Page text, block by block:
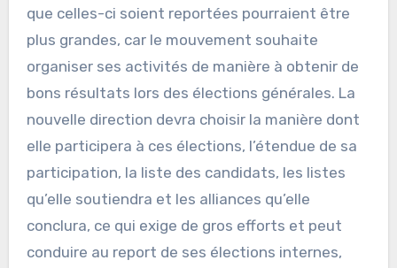
que celles-ci soient reportées pourraient être
plus grandes, car le mouvement souhaite
organiser ses activités de manière à obtenir de
bons résultats lors des élections générales. La
nouvelle direction devra choisir la manière dont
elle participera à ces élections, l’étendue de sa
participation, la liste des candidats, les listes
qu’elle soutiendra et les alliances qu’elle
conclura, ce qui exige de gros efforts et peut
conduire au report de ses élections internes,